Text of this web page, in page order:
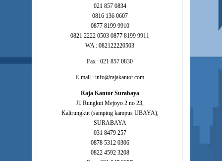
021 857 0834
0816 136 0607
0877 8199 9910
0821 2222 0503 0877 8199 9911
WA : 082122220503
Fax : 021 857 0830
E-mail : info@rajakantor.com
Raja Kantor Surabaya
Jl. Rungkut Mejoyo 2 no 23,
Kalirungkut (samping kampus UBAYA),
SURABAYA
031 8479 257
0878 5312 0306
0822 4592 3208